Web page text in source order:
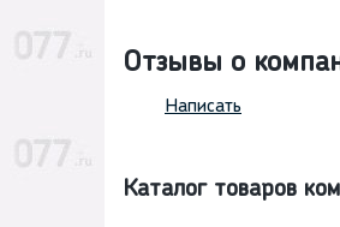
Отзывы о
Написать
Каталог товаров